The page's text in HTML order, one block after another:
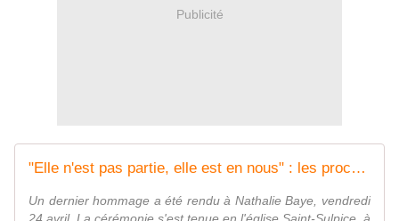
Publicité
"Elle n'est pas partie, elle est en nous" : les proches et admirateurs de Nathalie Baye très émus lors des obsèques de la comédienne
Un dernier hommage a été rendu à Nathalie Baye, vendredi